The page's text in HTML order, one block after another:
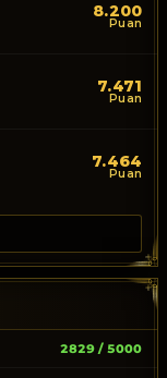
8.200
Puan
7.471
Puan
7.464
Puan
2829 / 5000